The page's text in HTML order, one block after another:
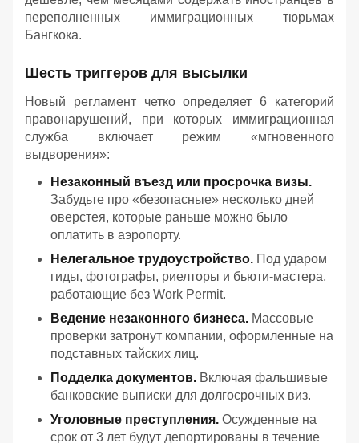
переполненных иммиграционных тюрьмах
Бангкока.
Шесть триггеров для высылки
Новый регламент четко определяет 6 категорий
правонарушений, при которых иммиграционная
служба включает режим «мгновенного
выдворения»:
Незаконный въезд или просрочка визы.
Забудьте про «безопасные» несколько дней
оверстея, которые раньше можно было
оплатить в аэропорту.
Нелегальное трудоустройство. Под ударом
гиды, фотографы, риелторы и бьюти-мастера,
работающие без Work Permit.
Ведение незаконного бизнеса. Массовые
проверки затронут компании, оформленные на
подставных тайских лиц.
Подделка документов. Включая фальшивые
банковские выписки для долгосрочных виз.
Уголовные преступления. Осужденные на
срок от 3 лет будут депортированы в течение